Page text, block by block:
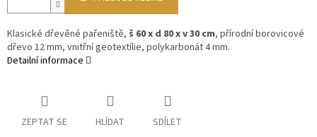
Klasické dřevěné pařeniště, š 60 x d 80 x v 30 cm, přírodní borovicové
dřevo 12 mm, vnitřní geotextílie, polykarbonát 4 mm.
Detailní informace
ZEPTAT SE HLÍDAT SDÍLET